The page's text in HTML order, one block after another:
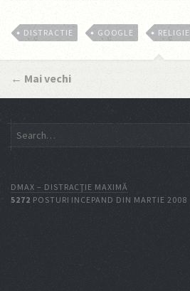
DISTRACTIE GOOGLE RELIGIE
← Mai vechi
DMAX – DISTRACŢIE MAXIMĂ
5272 POSTURI INCEPAND DIN MARTIE 2008